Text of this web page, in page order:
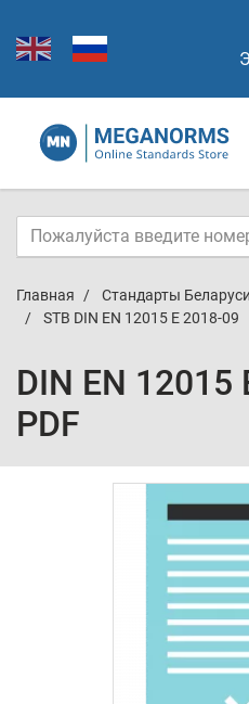
Главная Стандарты Беларуси
STB DIN EN 12015 E 2018-09
DIN EN 12015
PDF